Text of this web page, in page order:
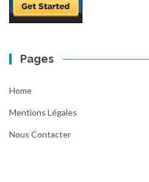
Pages
Home
Mentions Légales
Nous Contacter